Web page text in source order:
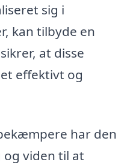
sig i
kan tilbyde en
at disse
effektivt og
har den
viden til at